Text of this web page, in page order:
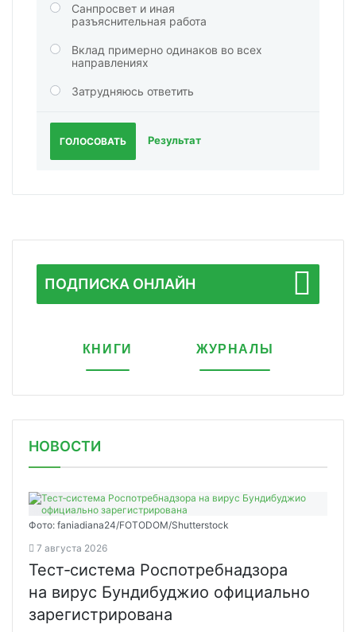
Санпросвет и иная
разъяснительная работа
Вклад примерно одинаков во всех
направлениях
Затрудняюсь ответить
ГОЛОСОВАТЬ Результат
ПОДПИСКА ОНЛАЙН
КНИГИ ЖУРНАЛЫ
НОВОСТИ
Фото: faniadiana24/FOTODOM/Shutterstock
7 августа 2026
Тест‑система Роспотребнадзора
на вирус Бундибуджио официально
зарегистрирована